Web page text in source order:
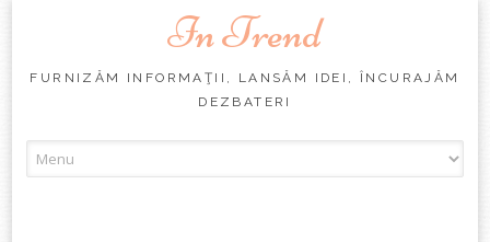
In Trend
FURNIZĂM INFORMAŢII, LANSĂM IDEI, ÎNCURAJĂM
DEZBATERI
to